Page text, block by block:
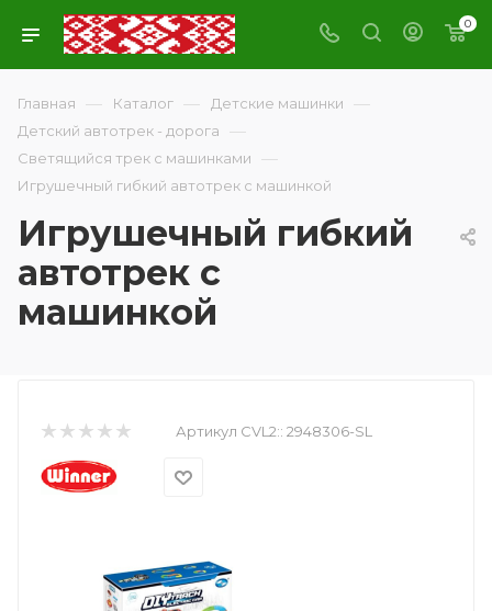
0
Главная — Каталог — Детские машинки —
Детский автотрек - дорога —
Светящийся трек с машинками —
Игрушечный гибкий автотрек с машинкой
Игрушечный гибкий
автотрек с
машинкой
Артикул CVL2:: 2948306-SL